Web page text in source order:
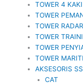
TOWER 4
TOWER
TOWER RADAR
TOWER
TOWER
TOWER
AKSESORIS
CAT